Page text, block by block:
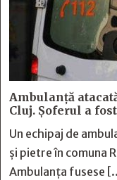
Ambulanță
Cluj. Șoferul a
Un echipaj de
și pietre în comuna
Ambulanța fusese